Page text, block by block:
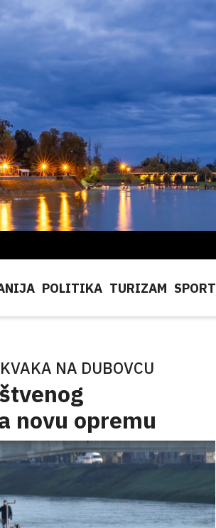
POLITIKA TURIZAM SPORT
NA DUBOVCU
novu opremu